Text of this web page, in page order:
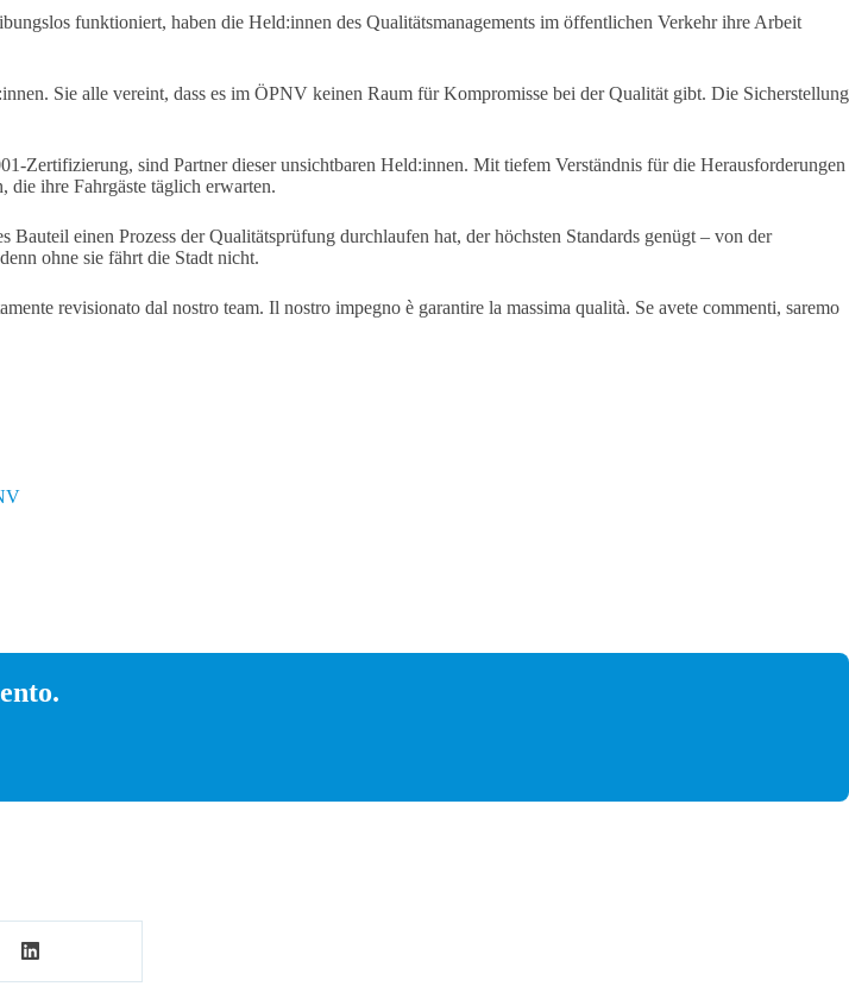
funktioniert, haben die Held:innen des Qualitätsmanagements im öffentlichen Verkehr ihre Arbeit
Sie alle vereint, dass es im ÖPNV keinen Raum für Kompromisse bei der Qualität gibt. Die Sicherstellung
Zertifizierung, sind Partner dieser unsichtbaren Held:innen. Mit tiefem Verständnis für die Herausforderungen
die ihre Fahrgäste täglich erwarten.
einen Prozess der Qualitätsprüfung durchlaufen hat, der höchsten Standards genügt – von der
ohne sie fährt die Stadt nicht.
revisionato dal nostro team. Il nostro impegno è garantire la massima qualità. Se avete commenti, saremo